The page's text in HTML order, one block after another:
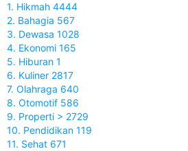
1. Hikmah 4444
2. Bahagia 567
3. Dewasa 1028
4. Ekonomi 165
5. Hiburan 1
6. Kuliner 2817
7. Olahraga 640
8. Otomotif 586
9. Properti > 2729
10. Pendidikan 119
11. Sehat 671